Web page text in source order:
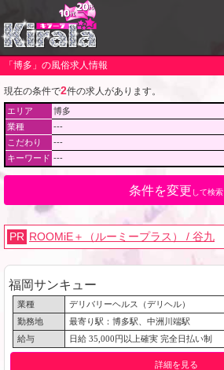
「博多」の風俗求人情報
現在の条件で2件の求人があります。
エリア
博多
業種
---
こだわり
---
キーワード ---
条件を変更 して検索
PR ROOMiE＋（ルーミープラス） / 谷九
福岡サンキュー
業種
デリバリーヘルス（デリヘル）
勤務地
最寄り駅：博多駅、中洲川端駅
給与
日給 35,000円以上確実 完全日払い制
詳細を見る